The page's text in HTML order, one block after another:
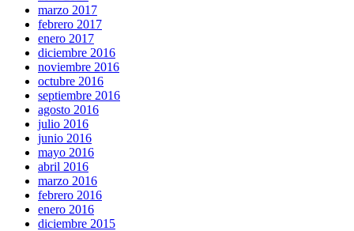
marzo 2017
febrero 2017
enero 2017
diciembre 2016
noviembre 2016
octubre 2016
septiembre 2016
agosto 2016
julio 2016
junio 2016
mayo 2016
abril 2016
marzo 2016
febrero 2016
enero 2016
diciembre 2015